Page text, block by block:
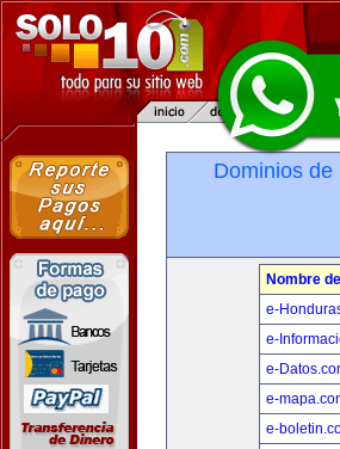
Dominios
Nombre
e-
e-
e-
e-
e-